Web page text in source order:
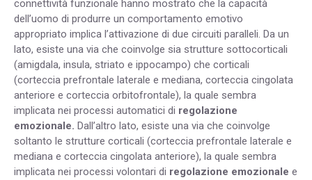
connettività funzionale hanno mostrato che la capacità
dell’uomo di produrre un comportamento emotivo
appropriato implica l’attivazione di due circuiti paralleli. Da un
lato, esiste una via che coinvolge sia strutture sottocorticali
(amigdala, insula, striato e ippocampo) che corticali
(corteccia prefrontale laterale e mediana, corteccia cingolata
anteriore e corteccia orbitofrontale), la quale sembra
implicata nei processi automatici di regolazione
emozionale. Dall’altro lato, esiste una via che coinvolge
soltanto le strutture corticali (corteccia prefrontale laterale e
mediana e corteccia cingolata anteriore), la quale sembra
implicata nei processi volontari di regolazione emozionale e